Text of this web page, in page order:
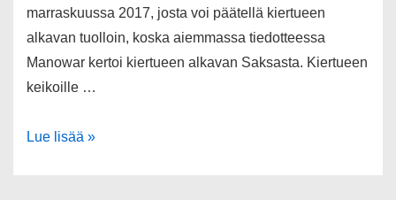
marraskuussa 2017, josta voi päätellä kiertueen
alkavan tuolloin, koska aiemmassa tiedotteessa
Manowar kertoi kiertueen alkavan Saksasta. Kiertueen
keikoille …
Manowarin
Lue lisää »